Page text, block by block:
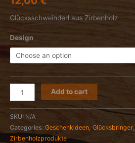
Glücksschweinderl aus Zirbenholz
Design
Glücksbringer
Schweinderl
quantity
Add to cart
SKU: N/A
Categories: Geschenkideen, Glücksbringer,
Zirbenholzprodukte